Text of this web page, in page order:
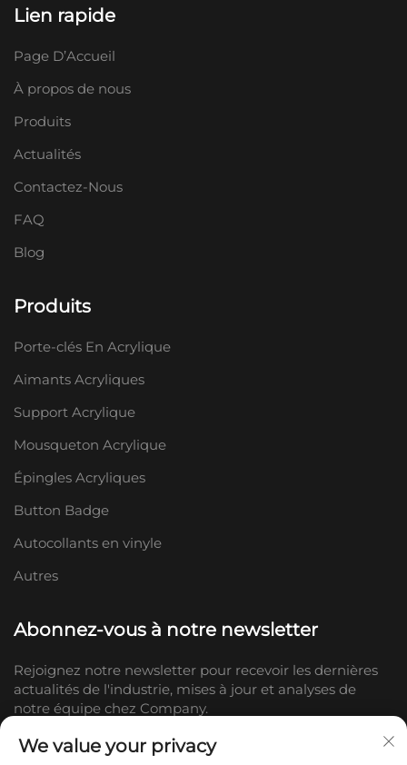
Lien rapide
Page D’Accueil
À propos de nous
Produits
Actualités
Contactez-Nous
FAQ
Blog
Produits
Porte-clés En Acrylique
Aimants Acryliques
Support Acrylique
Mousqueton Acrylique
Épingles Acryliques
Button Badge
Autocollants en vinyle
Autres
Abonnez-vous à notre newsletter
Rejoignez notre newsletter pour recevoir les dernières
actualités de l'industrie, mises à jour et analyses de
notre équipe chez Company.
We value your privacy